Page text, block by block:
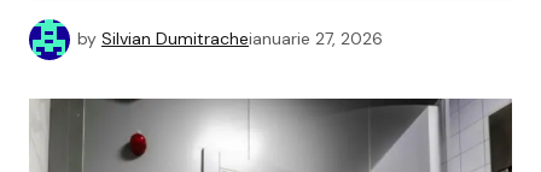
by Silvian Dumitracheianuarie 27, 2026